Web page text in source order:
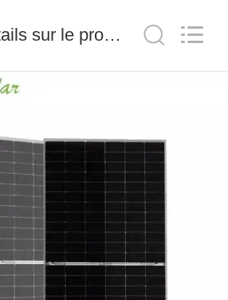
Détails sur le produit